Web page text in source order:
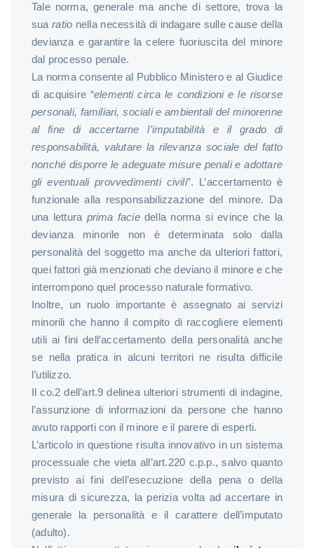
Tale norma, generale ma anche di settore, trova la
suaratio nella necessità di indagare sulle cause della
devianza e garantire la celere fuoriuscita del minore
dal processo penale.
La norma consente al Pubblico Ministero e al Giudice
di acquisire “elementi circa le condizioni e le risorse
personali, familiari, sociali e ambientali del minorenne
al fine di accertarne l’imputabilità e il grado di
responsabilità, valutare la rilevanza sociale del fatto
nonché disporre le adeguate misure penali e adottare
gli eventuali provvedimenti civili”. L’accertamento è
funzionale alla responsabilizzazione del minore. Da
una lettura prima faciedella norma si evince che la
devianza minorile non è determinata solo dalla
personalità del soggetto ma anche da ulteriori fattori,
quei fattori già menzionati che deviano il minore e che
interrompono quel processo naturale formativo.
Inoltre, un ruolo importante è assegnato ai servizi
minorili che hanno il compito di raccogliere elementi
utili ai fini dell’accertamento della personalità anche
se nella pratica in alcuni territori ne risulta difficile
l’utilizzo.
Il co.2 dell’art.9 delinea ulteriori strumenti di indagine,
l’assunzione di informazioni da persone che hanno
avuto rapporti con il minore e il parere di esperti.
L’articolo in questione risulta innovativo in un sistema
processuale che vieta all’art.220 c.p.p., salvo quanto
previsto ai fini dell’esecuzione della pena o della
misura di sicurezza, la perizia volta ad accertare in
generale la personalità e il carattere dell’imputato
(adulto).